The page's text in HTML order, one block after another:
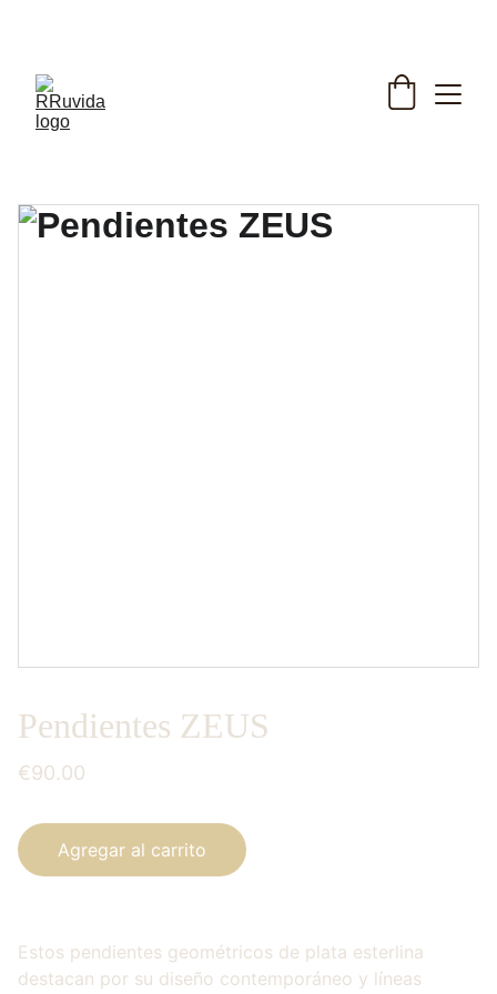
Pendientes ZEUS
€90.00
Agregar al carrito
Estos pendientes geométricos de plata esterlina
destacan por su diseño contemporáneo y líneas